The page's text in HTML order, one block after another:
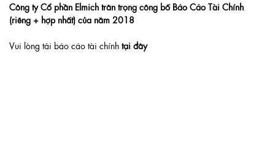
Công ty Cổ phần Elmich trân trọng công bố Báo Cáo Tài Chính
(riêng + hợp nhất) của năm 2018
Vui lòng tải báo cáo tài chính tại đây